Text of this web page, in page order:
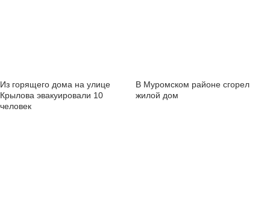
Из горящего дома на улице
Крылова эвакуировали 10
человек
В Муромском районе сгорел
жилой дом